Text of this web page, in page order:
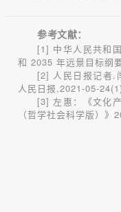
参考文献：
[1] 中华人民共和
和 2035 年远景目标纲
[2] 人民日报记者.
人民日报,2021-05-
[3] 左惠：《文化
（哲学社会科学版）》